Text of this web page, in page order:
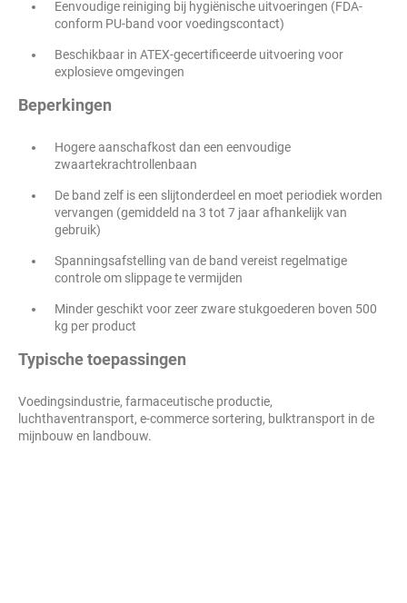
Eenvoudige reiniging bij hygiënische uitvoeringen (FDA-
conform PU-band voor voedingscontact)
Beschikbaar in ATEX-gecertificeerde uitvoering voor
explosieve omgevingen
Beperkingen
Hogere aanschafkost dan een eenvoudige
zwaartekrachtrollenbaan
De band zelf is een slijtonderdeel en moet periodiek worden
vervangen (gemiddeld na 3 tot 7 jaar afhankelijk van
gebruik)
Spanningsafstelling van de band vereist regelmatige
controle om slippage te vermijden
Minder geschikt voor zeer zware stukgoederen boven 500
kg per product
Typische toepassingen
Voedingsindustrie, farmaceutische productie,
luchthaventransport, e-commerce sortering, bulktransport in de
mijnbouw en landbouw.